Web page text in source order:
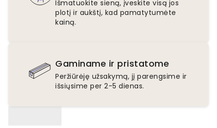
Išmatuokite sieną, įveskite visą jos
plotį ir aukštį, kad pamatytumėte
kainą.
Gaminame ir pristatome
Peržiūrėję užsakymą, jį parengsime ir
išsiųsime per 2-5 dienas.